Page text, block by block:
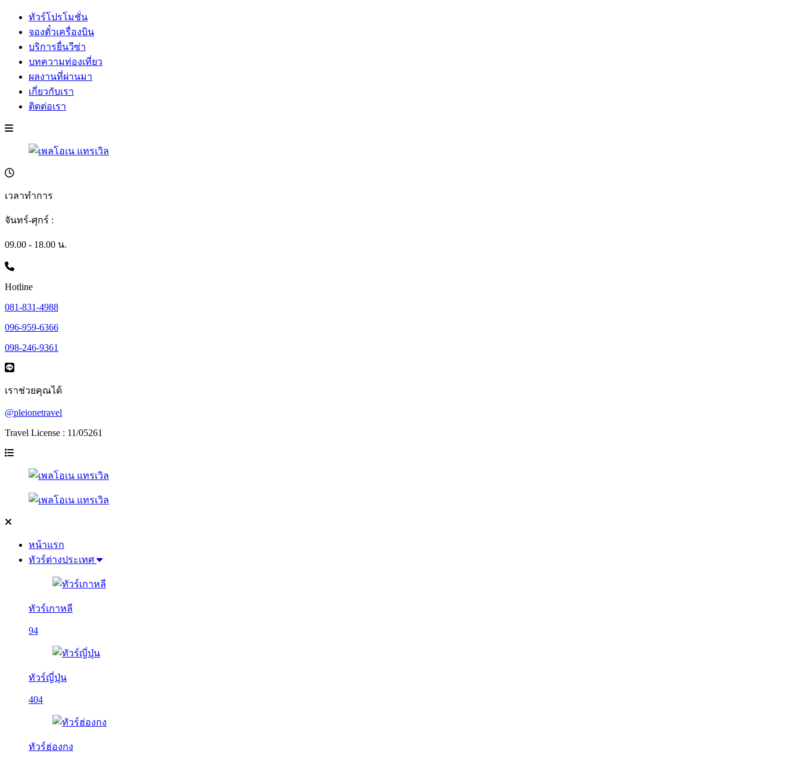
ทัวร์โปรโมชั่น
จองตั๋วเครื่องบิน
บริการยื่นวีซ่า
บทความท่องเที่ยว
ผลงานที่ผ่านมา
เกี่ยวกับเรา
ติดต่อเรา
เวลาทำการ
จันทร์-ศุกร์ :
09.00 - 18.00 น.
Hotline
081-831-4988
096-959-6366
098-246-9361
เราช่วยคุณได้
@pleionetravel
Travel License : 11/05261
หน้าแรก
ทัวร์ต่างประเทศ
ทัวร์เกาหลี
94
ทัวร์ญี่ปุ่น
404
ทัวร์ฮ่องกง